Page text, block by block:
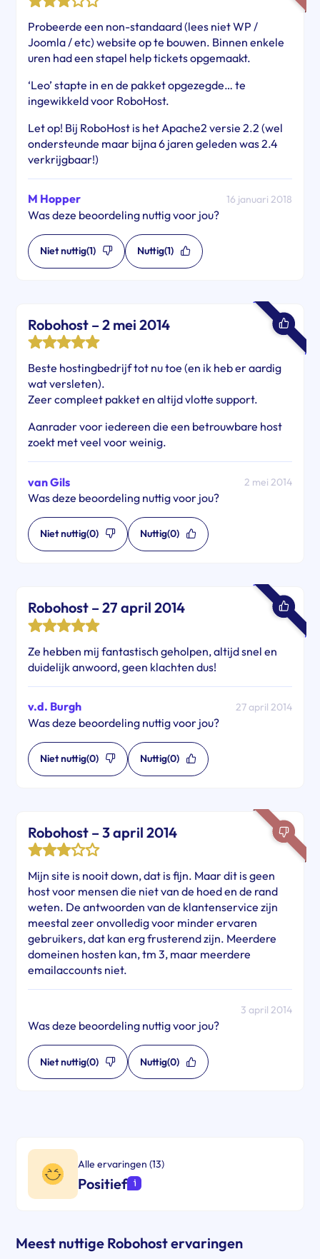
Alle ervaringen (13)
Positief
Meest nuttige Robohost ervaringen
Probeerde een non-standaard (lees niet WP /
Joomla / etc) website op te bouwen. Binnen enkele
uren had een stapel help tickets opgemaakt.
‘Leo’ stapte in en de pakket opgezegde… te
ingewikkeld voor RoboHost.
Let op! Bij RoboHost is het Apache2 versie 2.2 (wel
ondersteunde maar bijna 6 jaren geleden was 2.4
verkrijgbaar!)
M Hopper 16 januari 2018
Was deze beoordeling nuttig voor jou?
Niet nuttig(1) Nuttig(1)
Robohost – 2 mei 2014
Beste hostingbedrijf tot nu toe (en ik heb er aardig
wat versleten).
Zeer compleet pakket en altijd vlotte support.
Aanrader voor iedereen die een betrouwbare host
zoekt met veel voor weinig.
van Gils 2 mei 2014
Was deze beoordeling nuttig voor jou?
Niet nuttig(0) Nuttig(0)
Robohost – 27 april 2014
Ze hebben mij fantastisch geholpen, altijd snel en
duidelijk anwoord, geen klachten dus!
v.d. Burgh 27 april 2014
Was deze beoordeling nuttig voor jou?
Niet nuttig(0) Nuttig(0)
Robohost – 3 april 2014
Mijn site is nooit down, dat is fijn. Maar dit is geen
host voor mensen die niet van de hoed en de rand
weten. De antwoorden van de klantenservice zijn
meestal zeer onvolledig voor minder ervaren
gebruikers, dat kan erg frusterend zijn. Meerdere
domeinen hosten kan, tm 3, maar meerdere
emailaccounts niet.
3 april 2014
Was deze beoordeling nuttig voor jou?
Niet nuttig(0) Nuttig(0)